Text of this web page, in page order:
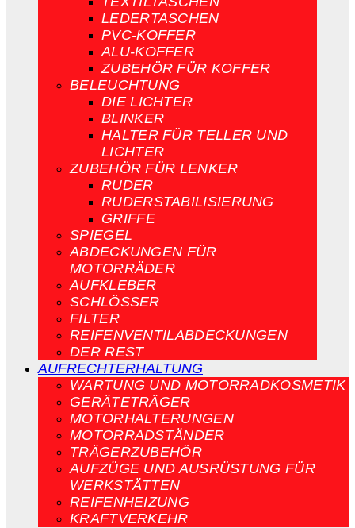
LEDERTASCHEN
PVC-KOFFER
ALU-KOFFER
ZUBEHÖR FÜR KOFFER
BELEUCHTUNG
DIE LICHTER
BLINKER
HALTER FÜR TELLER UND
LICHTER
ZUBEHÖR FÜR LENKER
RUDER
RUDERSTABILISIERUNG
GRIFFE
SPIEGEL
ABDECKUNGEN FÜR
MOTORRÄDER
AUFKLEBER
SCHLÖSSER
FILTER
REIFENVENTILABDECKUNGEN
DER REST
AUFRECHTERHALTUNG
WARTUNG UND MOTORRADKOSMETIK
GERÄTETRÄGER
MOTORHALTERUNGEN
MOTORRADSTÄNDER
TRÄGERZUBEHÖR
AUFZÜGE UND AUSRÜSTUNG FÜR
WERKSTÄTTEN
REIFENHEIZUNG
KRAFTVERKEHR